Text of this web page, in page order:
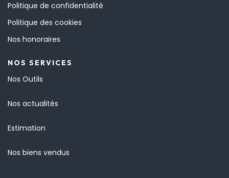
Politique de confidentialité
Politique des cookies
Nos honoraires
NOS SERVICES
Nos Outils
Nos actualités
Estimation
Nos biens vendus